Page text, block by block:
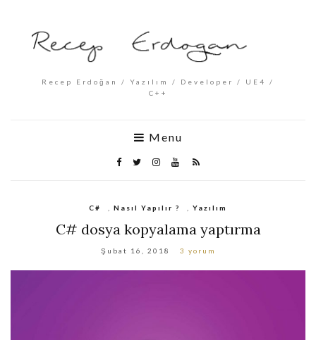
Recep Erdoğan / Yazılım / Developer / UE4 /
C++
Menu
C# Nasıl Yapılır ? Yazılım
C# dosya kopyalama yaptırma
Şubat 16, 2018 3 yorum